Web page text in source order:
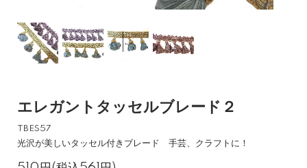
エレガントタッセルブレード２
TBES57
光沢が美しいタッセル付きブレード 手芸、クラフトに！